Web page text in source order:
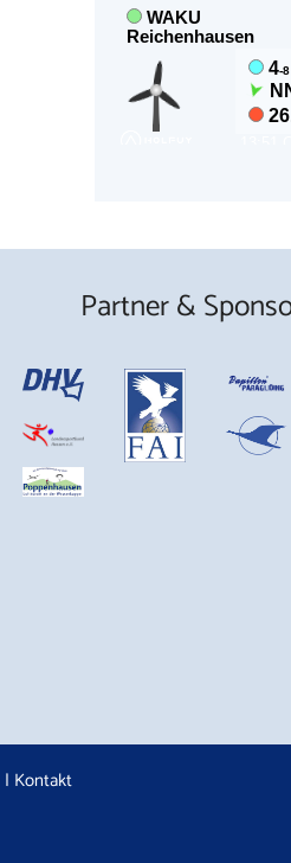
Partner &
| Kontakt